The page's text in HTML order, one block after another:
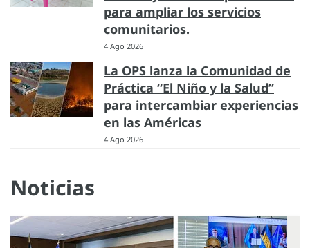
para ampliar los servicios
comunitarios.
4 Ago 2026
La OPS lanza la Comunidad de
Práctica “El Niño y la Salud”
para intercambiar experiencias
en las Américas
4 Ago 2026
Noticias